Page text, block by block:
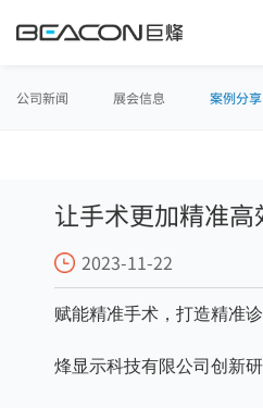
公司新闻 展会信息 案例分享
让手术更加精准
4K 手术室综合信
2023-11-22
赋能精准手术，打造精准
烽显示科技有限公司创新